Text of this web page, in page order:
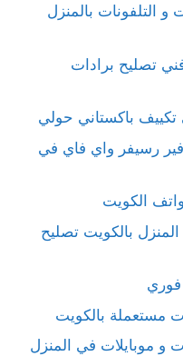
و التلفونات بالمنزل
حولي 24 ساعة فني تصليح برادات
باكستاني حولي
رسيفر واي فاي في
الكويت
بالكويت تصليح
فوري
مستعملة بالكويت
و موبايلات في المنزل